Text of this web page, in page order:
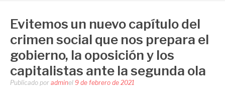
Evitemos un nuevo capítulo del
crimen social que nos prepara el
gobierno, la oposición y los
capitalistas ante la segunda ola
Publicado por adminel 9 de febrero de 2021